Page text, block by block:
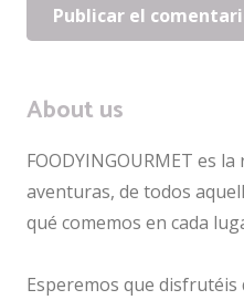
Publicar el
About us
FOODYINGOURMET es
aventuras, de todos
qué comemos en cada
Esperemos que